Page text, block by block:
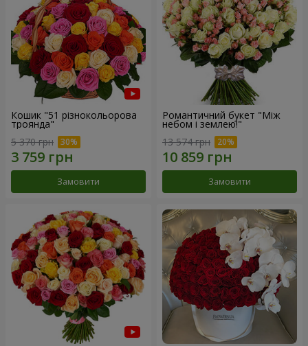
Кошик "51 різнокольорова
троянда"
5 370 грн
Замовити
Романтичний букет "Між
небом і землею!"
13 574 грн
Замовити